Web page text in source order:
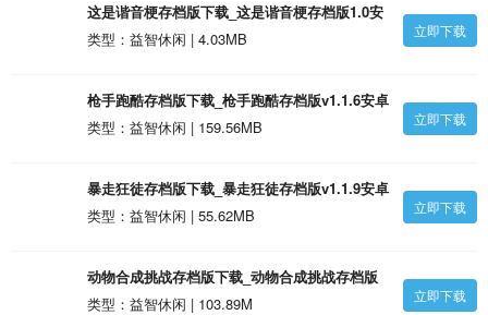
这是谐音梗存档版下载_这是谐音梗存档版1.0安
卓版
类型：益智休闲 | 4.03MB 立即下载
枪手跑酷存档版下载_枪手跑酷存档版v1.1.6安卓
版
类型：益智休闲 | 159.56MB 立即下载
暴走狂徒存档版下载_暴走狂徒存档版v1.1.9安卓
版
类型：益智休闲 | 55.62MB 立即下载
动物合成挑战存档版下载_动物合成挑战存档版
v1.0.0715安卓版
类型：益智休闲 | 103.89M 立即下载